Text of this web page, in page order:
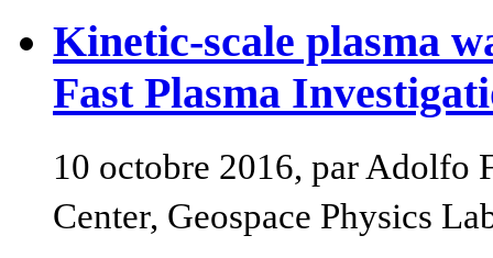
Kinetic-scale plasma
Fast Plasma
10 octobre 2016, par Adolfo
Center, Geospace Physics